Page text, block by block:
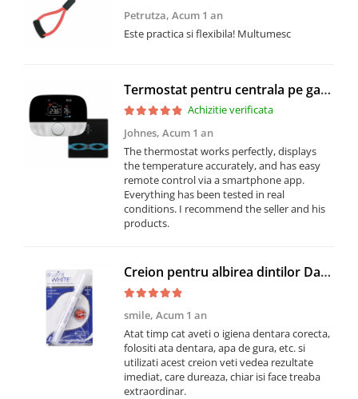
Petrutza, Acum 1 an
Este practica si flexibila! Multumesc
Termostat pentru centrala pe gaz si incalzirea in pardoseala BeOk BOT-T9N-WiFi
Achizitie verificata
Johnes, Acum 1 an
The thermostat works perfectly, displays
the temperature accurately, and has easy
remote control via a smartphone app.
Everything has been tested in real
conditions. I recommend the seller and his
products.
Creion pentru albirea dintilor Dazzling White cu actiune rapida
smile, Acum 1 an
Atat timp cat aveti o igiena dentara corecta,
folositi ata dentara, apa de gura, etc. si
utilizati acest creion veti vedea rezultate
imediat, care dureaza, chiar isi face treaba
extraordinar.